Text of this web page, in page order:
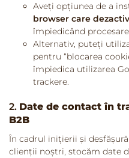
Aveți opțiunea de a
browser care
împiedicând
Alternativ, puteți
pentru “blocarea
împiedica utilizarea
trackere.
2. Date de contact în
B2B
În cadrul inițierii și
clienții noștri, stocăm date